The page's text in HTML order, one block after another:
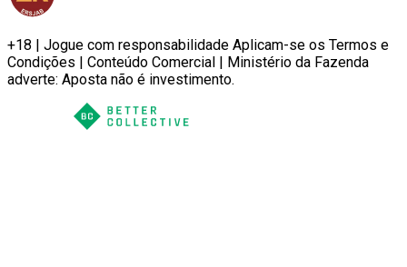
+18 | Jogue com responsabilidade Aplicam-se os Termos e
Condições | Conteúdo Comercial | Ministério da Fazenda
adverte: Aposta não é investimento.